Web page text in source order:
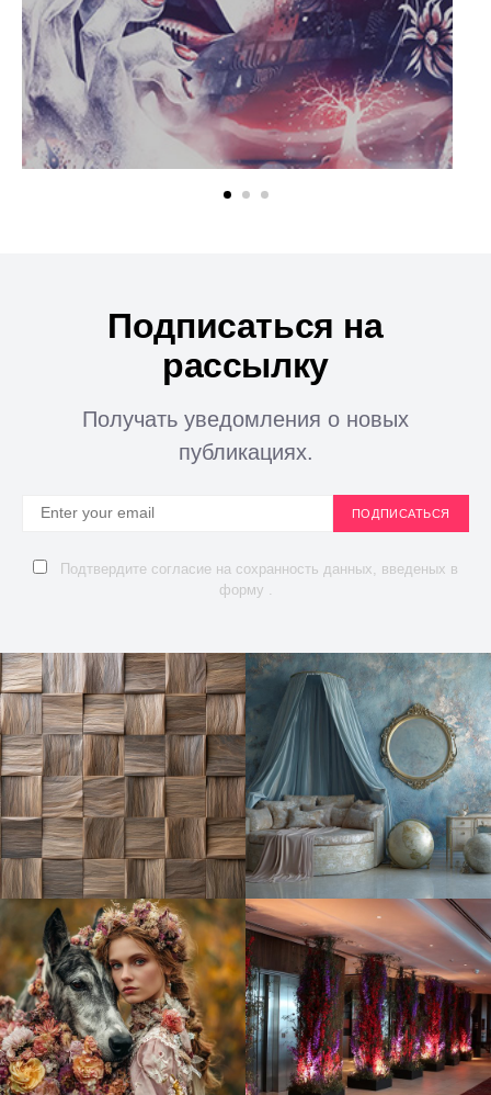
Подписаться на
рассылку
Получать уведомления о новых
публикациях.
ПОДПИСАТЬСЯ
Подтвердите согласие на сохранность данных, введеных в
форму .